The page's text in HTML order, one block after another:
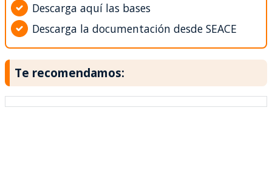
Descarga aquí las bases
Descarga la documentación desde SEACE
Te recomendamos: